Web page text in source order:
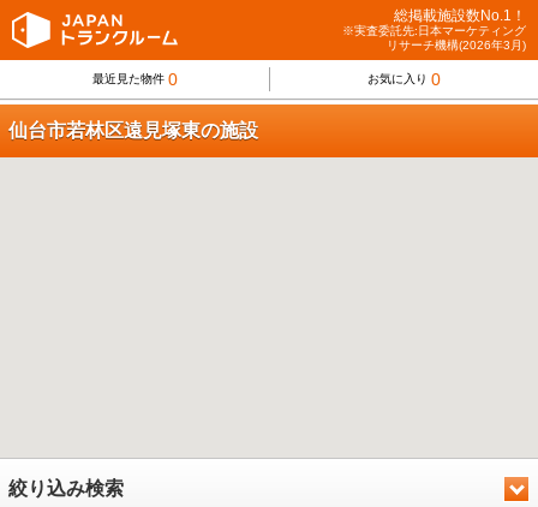
総掲載施設数No.1！
※実査委託先:日本マーケティング
リサーチ機構(2026年3月)
最近見た物件 0 お気に入り 0
仙台市若林区遠見塚東の施設
絞り込み検索